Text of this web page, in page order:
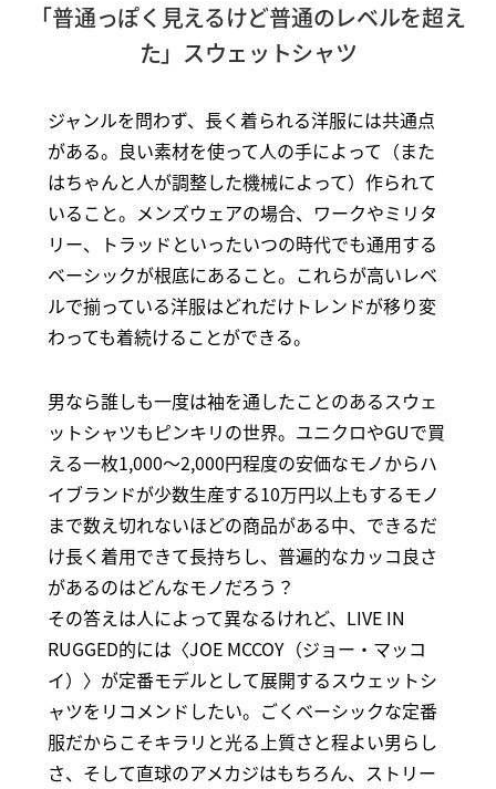
「普通っぽく見えるけど普通のレベルを超え
た」スウェットシャツ
ジャンルを問わず、長く着られる洋服には共通点
がある。良い素材を使って人の手によって（また
はちゃんと人が調整した機械によって）作られて
いること。メンズウェアの場合、ワークやミリタ
リー、トラッドといったいつの時代でも通用する
ベーシックが根底にあること。これらが高いレベ
ルで揃っている洋服はどれだけトレンドが移り変
わっても着続けることができる。
男なら誰しも一度は袖を通したことのあるスウェ
ットシャツもピンキリの世界。ユニクロやGUで買
える一枚1,000～2,000円程度の安価なモノからハ
イブランドが少数生産する10万円以上もするモノ
まで数え切れないほどの商品がある中、できるだ
け長く着用できて長持ちし、普遍的なカッコ良さ
があるのはどんなモノだろう？
その答えは人によって異なるけれど、LIVE IN
RUGGED的には〈JOE MCCOY（ジョー・マッコ
イ）〉が定番モデルとして展開するスウェットシ
ャツをリコメンドしたい。ごくベーシックな定番
服だからこそキラリと光る上質さと程よい男らし
さ、そして直球のアメカジはもちろん、ストリー